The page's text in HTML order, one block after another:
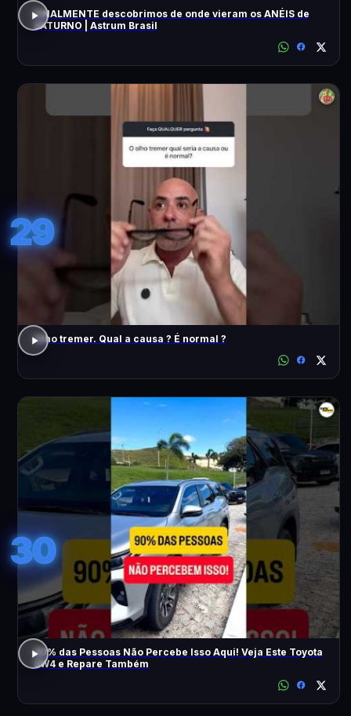
FINALMENTE descobrimos de onde vieram os ANÉIS de
SATURNO | Astrum Brasil
29
Olho tremer. Qual a causa ? É normal ?
30
90% das Pessoas Não Percebe Isso Aqui! Veja Este Toyota
SW4 e Repare Também